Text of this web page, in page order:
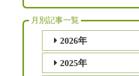
月別記事一覧
2026年
2025年